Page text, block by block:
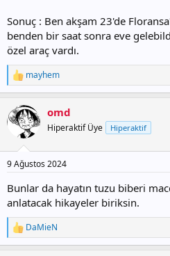
Sonuç : Ben akşam 23'de
benden bir saat sonra eve
özel araç vardı.
T
e
k
i
mayhem
omd
Hiperaktif Üye Hiperaktif
9 Ağustos 2024
Bunlar da hayatın tuzu biberi
anlatacak hikayeler biriksin.
T
e
DaMieN